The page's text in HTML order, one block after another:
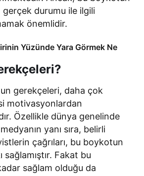
gerçek durumu ile ilgili
önemlidir.
Yüzünde Yara Görmek Ne
gerekçeleri, daha çok
motivasyonlardan
Özellikle dünya genelinde
yanı sıra, belirli
çağrıları, bu boykotun
sağlamıştır. Fakat bu
sağlam olduğu da